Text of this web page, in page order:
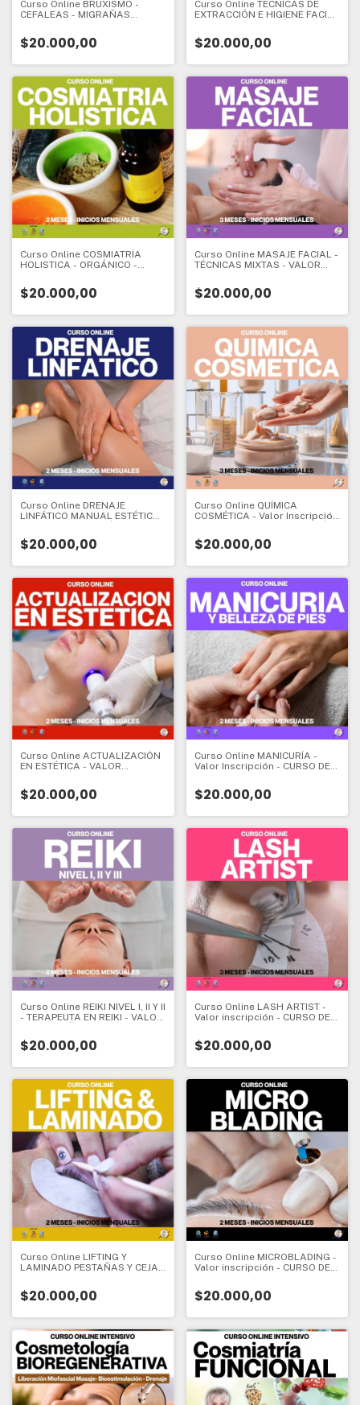
Curso Online BRUXISMO -
CEFALEAS - MIGRAÑAS
INSCRIPCIÓN - CURSO DE
ESPECIALIZACIÓN - 1 mes -
$20.000,00
Curso Online TÉCNICAS DE
EXTRACCIÓN E HIGIENE FACIAL
DE ESPECIALIZACIÓN - 1 mes -
Valor Inscripción:
$20.000,00
Curso Online COSMIATRÍA
HOLISTICA - ORGÁNICO -
VALOR INSCRIPCIÓN - CURSO
DE ESPECIALIZACIÓN - 2
$20.000,00
Curso Online MASAJE FACIAL -
TÉCNICAS MIXTAS - VALOR
ESPECIALIZACIÓN - 3 meses -
Valor Inscripción:
$20.000,00
Curso Online DRENAJE
LINFÁTICO MANUAL ESTÉTICO
DE ESPECIALIZACIÓN - 2
meses - Valor Inscripción:
$20.000,00
Curso Online QUÍMICA
COSMÉTICA - Valor Inscripción
- 3 meses - Valor Inscripción:
$20.000,00
Curso Online ACTUALIZACIÓN
EN ESTÉTICA - VALOR
ESPECIALIZACIÓN - 2 meses -
Valor Inscripción:
$20.000,00
Curso Online MANICURÍA -
Valor Inscripción - CURSO DE
Inscripción:
$20.000,00
Curso Online REIKI NIVEL I, II Y II
- TERAPEUTA EN REIKI - VALOR
INICIO - 2 meses - Valor
Inscripción:
$20.000,00
Curso Online LASH ARTIST -
Valor inscripción - CURSO DE
Inscripción:
$20.000,00
Curso Online LIFTING Y
LAMINADO PESTAÑAS Y CEJAS
Valor Inscripción:
$20.000,00
Curso Online MICROBLADING -
Valor inscripción - CURSO DE
Inscripción:
$20.000,00